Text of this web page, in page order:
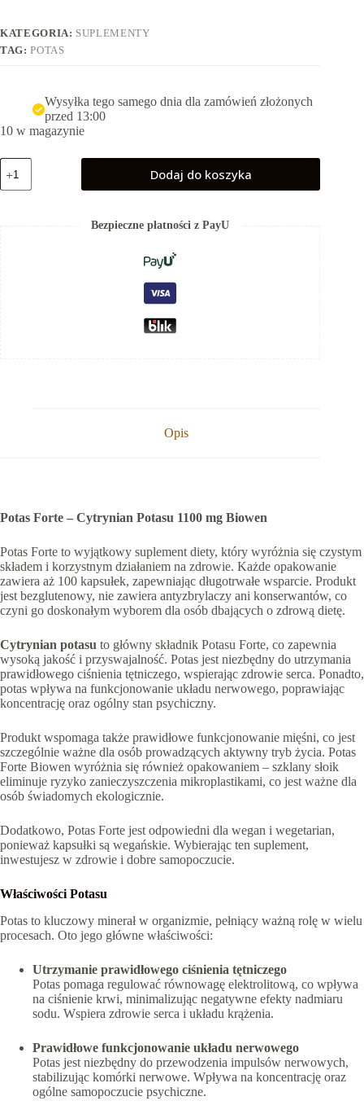
KATEGORIA: SUPLEMENTY
TAG:POTAS
Wysyłka tego samego dnia dla zamówień złożonych
przed 13:00
10 w magazynie
ilość
Potas
Forte
Dodaj do koszyka
Bezpieczne płatności z PayU
Opis
Potas Forte – Cytrynian Potasu 1100 mg Biowen
Potas Forte to wyjątkowy suplement diety, który wyróżnia się czystym
składem i korzystnym działaniem na zdrowie. Każde opakowanie
zawiera aż 100 kapsułek, zapewniając długotrwałe wsparcie. Produkt
jest bezglutenowy, nie zawiera antyzbrylaczy ani konserwantów, co
czyni go doskonałym wyborem dla osób dbających o zdrową dietę.
Cytrynian potasu to główny składnik Potasu Forte, co zapewnia
wysoką jakość i przyswajalność. Potas jest niezbędny do utrzymania
prawidłowego ciśnienia tętniczego, wspierając zdrowie serca. Ponadto,
potas wpływa na funkcjonowanie układu nerwowego, poprawiając
koncentrację oraz ogólny stan psychiczny.
Produkt wspomaga także prawidłowe funkcjonowanie mięśni, co jest
szczególnie ważne dla osób prowadzących aktywny tryb życia. Potas
Forte Biowen wyróżnia się również opakowaniem – szklany słoik
eliminuje ryzyko zanieczyszczenia mikroplastikami, co jest ważne dla
osób świadomych ekologicznie.
Dodatkowo, Potas Forte jest odpowiedni dla wegan i wegetarian,
ponieważ kapsułki są wegańskie. Wybierając ten suplement,
inwestujesz w zdrowie i dobre samopoczucie.
Właściwości Potasu
Potas to kluczowy minerał w organizmie, pełniący ważną rolę w wielu
procesach. Oto jego główne właściwości:
Utrzymanie prawidłowego ciśnienia tętniczego
Potas pomaga regulować równowagę elektrolitową, co wpływa
na ciśnienie krwi, minimalizując negatywne efekty nadmiaru
sodu. Wspiera zdrowie serca i układu krążenia.
Prawidłowe funkcjonowanie układu nerwowego
Potas jest niezbędny do przewodzenia impulsów nerwowych,
stabilizując komórki nerwowe. Wpływa na koncentrację oraz
ogólne samopoczucie psychiczne.